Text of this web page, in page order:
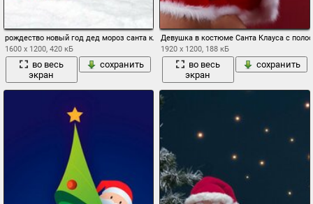
рождество новый год дед мороз санта клаус олень
1600 x 1200, 420 кБ
во весь
экран
сохранить
Девушка в костюме Санта Клауса с
1920 x 1200, 188 кБ
во весь
экран
сохранить